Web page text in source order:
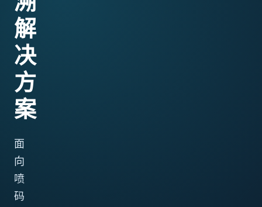
解
决
方
案
面
向
喷
码